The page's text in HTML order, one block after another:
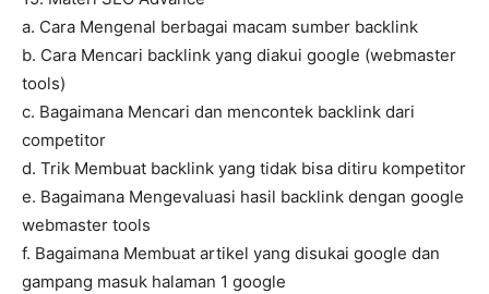
a. Cara Mengenal berbagai macam sumber backlink
b. Cara Mencari backlink yang diakui google (webmaster
tools)
c. Bagaimana Mencari dan mencontek backlink dari
competitor
d. Trik Membuat backlink yang tidak bisa ditiru kompetitor
e. Bagaimana Mengevaluasi hasil backlink dengan google
webmaster tools
f. Bagaimana Membuat artikel yang disukai google dan
gampang masuk halaman 1 google